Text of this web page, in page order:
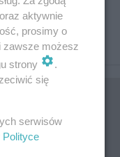
aktywnie
prosimy o
zawsze możesz
strony
.
się
serwisów
Polityce